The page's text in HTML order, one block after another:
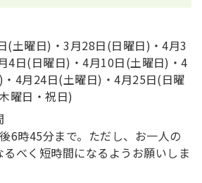
(土曜日)・3月28日(日曜日)・4月3
4日(日曜日)・4月10日(土曜日)・4
4月24日(土曜日)・4月25日(日曜
曜日・祝日)
6時45分まで。ただし、お一人の
べく短時間になるようお願いしま